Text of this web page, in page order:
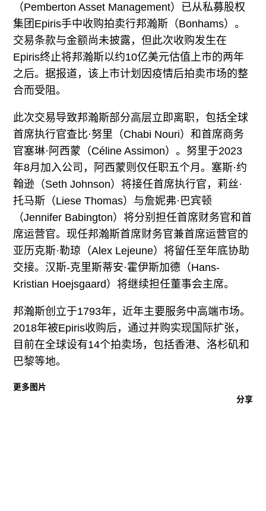
（Pemberton Asset Management）已从私募股权
集团Epiris手中收购拍卖行邦瀚斯（Bonhams）。
交易条款与金额尚未披露，但此次收购发生在
Epiris终止将邦瀚斯以约10亿美元估值上市的两年
之后。据报道，该上市计划因疫情后拍卖市场的整
合而受阻。
此次交易导致邦瀚斯部分高层立即离职，包括全球
首席执行官查比·努里（Chabi Nouri）和首席商务
官塞琳·阿西蒙（Céline Assimon）。努里于2023
年8月加入公司，阿西蒙则仅任职五个月。塞斯·约
翰逊（Seth Johnson）将接任首席执行官，莉丝·
托马斯（Liese Thomas）与詹妮弗·巴宾顿
（Jennifer Babington）将分别担任首席财务官和首
席运营官。现任邦瀚斯首席财务官兼首席运营官的
亚历克斯·勒琼（Alex Lejeune）将留任至年底协助
交接。汉斯-克里斯蒂安·霍伊斯加德（Hans-
Kristian Hoejsgaard）将继续担任董事会主席。
邦瀚斯创立于1793年，近年主要服务中高端市场。
2018年被Epiris收购后，通过并购实现国际扩张，
目前在全球设有14个拍卖场，包括香港、洛杉矶和
巴黎等地。
更多图片
分享